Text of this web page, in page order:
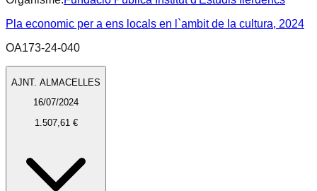
Pla economic per a ens locals en l`ambit de la cultura, 2024
OA173-24-040
AJNT. ALMACELLES
16/07/2024
1.507,61 €